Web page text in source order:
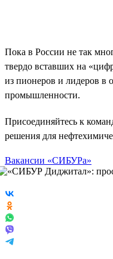
Пока в России не так
твердо вставших на
из пионеров и лидеров в
промышленности.
Присоединяйтесь к
решения для
Вакансии «СИБУРа»